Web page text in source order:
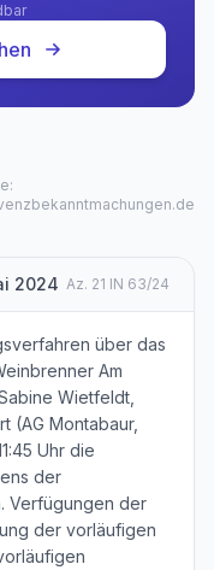
2024 Az. 21 IN 63/24
über das
Am
Wietfeldt,
(AG Montabaur,
Uhr die
der
Verfügungen der
der vorläufigen